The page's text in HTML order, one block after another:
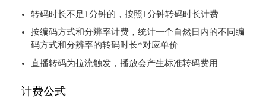
转码时长不足1分钟的，按照1分钟转码时长计费
按编码方式和分辨率计费，统计一个自然日内的不同编
码方式和分辨率的转码时长*对应单价
直播转码为拉流触发，播放会产生标准转码费用
计费公式